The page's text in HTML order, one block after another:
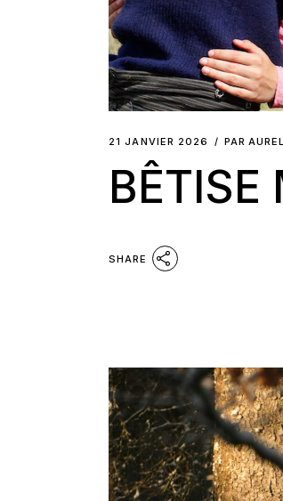
21 JANVIER 2026 PAR
BÊTISE
SHARE